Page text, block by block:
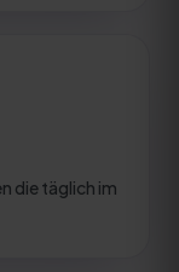
die täglich im